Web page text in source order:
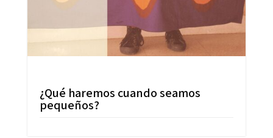
¿Qué haremos cuando seamos
pequeños?